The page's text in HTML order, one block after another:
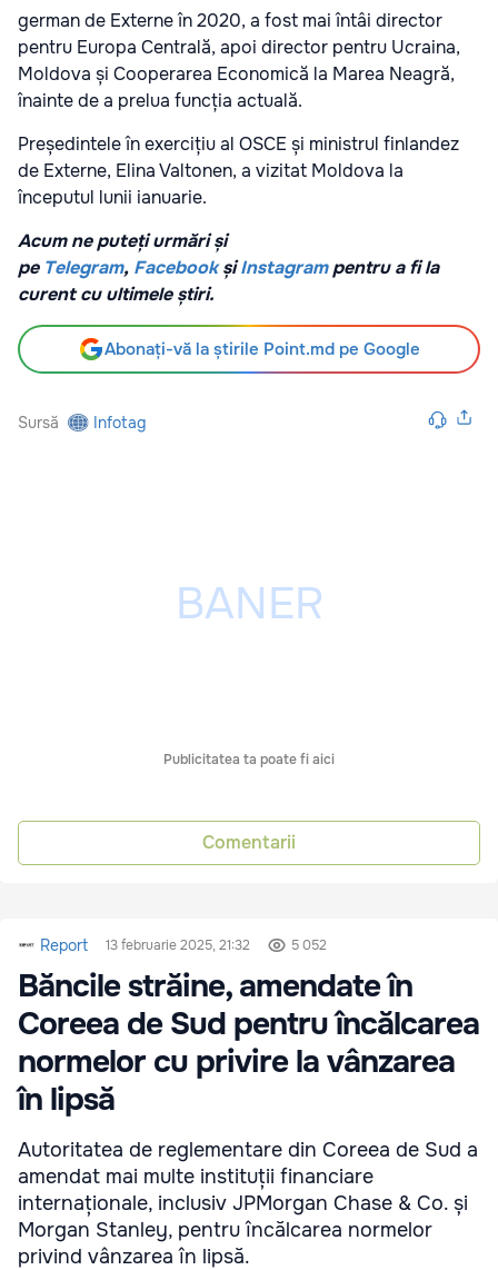
german de Externe în 2020, a fost mai întâi director
pentru Europa Centrală, apoi director pentru Ucraina,
Moldova și Cooperarea Economică la Marea Neagră,
înainte de a prelua funcția actuală.
Președintele în exercițiu al OSCE și ministrul finlandez
de Externe, Elina Valtonen, a vizitat Moldova la
începutul lunii ianuarie.
Acum ne puteți urmări și
pe Telegram, FacebookșiInstagrampentru a fi la
curent cu ultimele știri.
Abonați-vă la știrile Point.md pe Google
Sursă Infotag
Publicitatea ta poate fi aici
Comentarii
Report 13 februarie 2025, 21:32 5 052
Băncile străine, amendate în
Coreea de Sud pentru încălcarea
normelor cu privire la vânzarea
în lipsă
Autoritatea de reglementare din Coreea de Sud a
amendat mai multe instituții financiare
internaționale, inclusiv JPMorgan Chase & Co. și
Morgan Stanley, pentru încălcarea normelor
privind vânzarea în lipsă.